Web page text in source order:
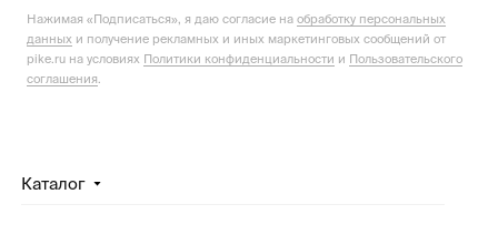
Нажимая «Подписаться», я даю согласие на обработку персональных
данных и получение рекламных и иных маркетинговых сообщений от
pike.ru на условиях Политики конфиденциальности и Пользовательского
соглашения
Каталог